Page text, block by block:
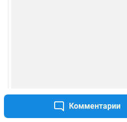
Комментарии